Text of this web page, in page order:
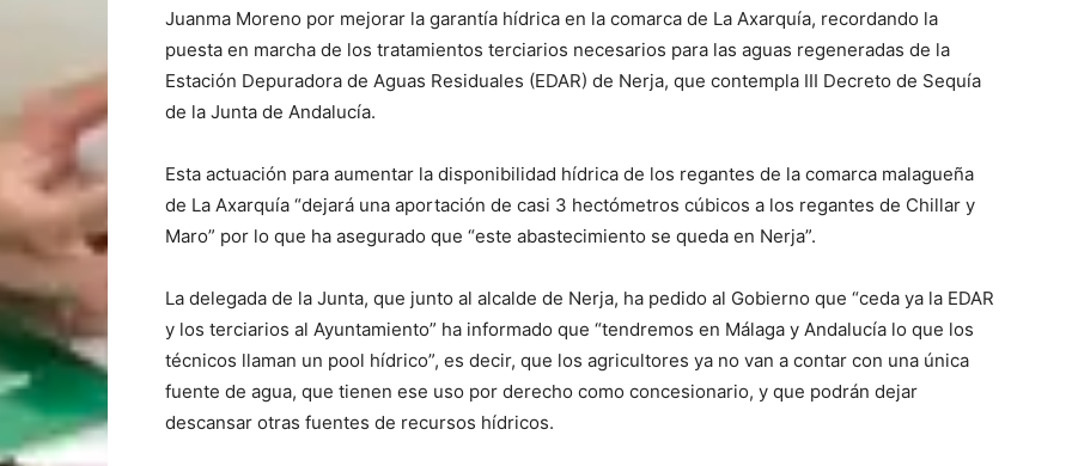
Juanma Moreno por mejorar la garantía hídrica en la comarca de La Axarquía, recordando la
puesta en marcha de los tratamientos terciarios necesarios para las aguas regeneradas de la
Estación Depuradora de Aguas Residuales (EDAR) de Nerja, que contempla III Decreto de Sequía
de la Junta de Andalucía.
Esta actuación para aumentar la disponibilidad hídrica de los regantes de la comarca malagueña
de La Axarquía “dejará una aportación de casi 3 hectómetros cúbicos a los regantes de Chillar y
Maro” por lo que ha asegurado que “este abastecimiento se queda en Nerja”.
La delegada de la Junta, que junto al alcalde de Nerja, ha pedido al Gobierno que “ceda ya la EDAR
y los terciarios al Ayuntamiento” ha informado que “tendremos en Málaga y Andalucía lo que los
técnicos llaman un pool hídrico”, es decir, que los agricultores ya no van a contar con una única
fuente de agua, que tienen ese uso por derecho como concesionario, y que podrán dejar
descansar otras fuentes de recursos hídricos.